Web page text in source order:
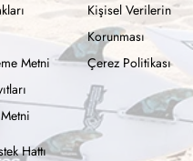
Metni
Kişisel Verilerin
Korunması
Çerez Politikası
Hattı